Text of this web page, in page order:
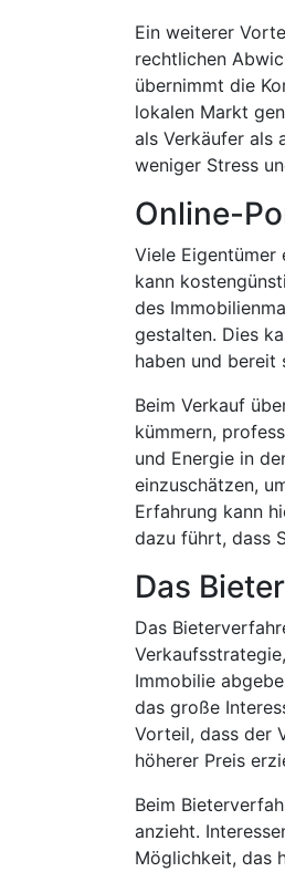
Ein weiterer
rechtlichen
übernimmt die
lokalen Markt
als Verkäufer als
weniger Stress
Online-
Viele Eigentümer
kann
des
gestalten. Dies
haben und bereit
Beim Verkauf
kümmern,
und Energie in
einzuschätzen,
Erfahrung kann
dazu führt, dass
Das
Das
Immobilie
das große
Vorteil, dass der
höherer Preis
Beim
anzieht.
Möglichkeit, das